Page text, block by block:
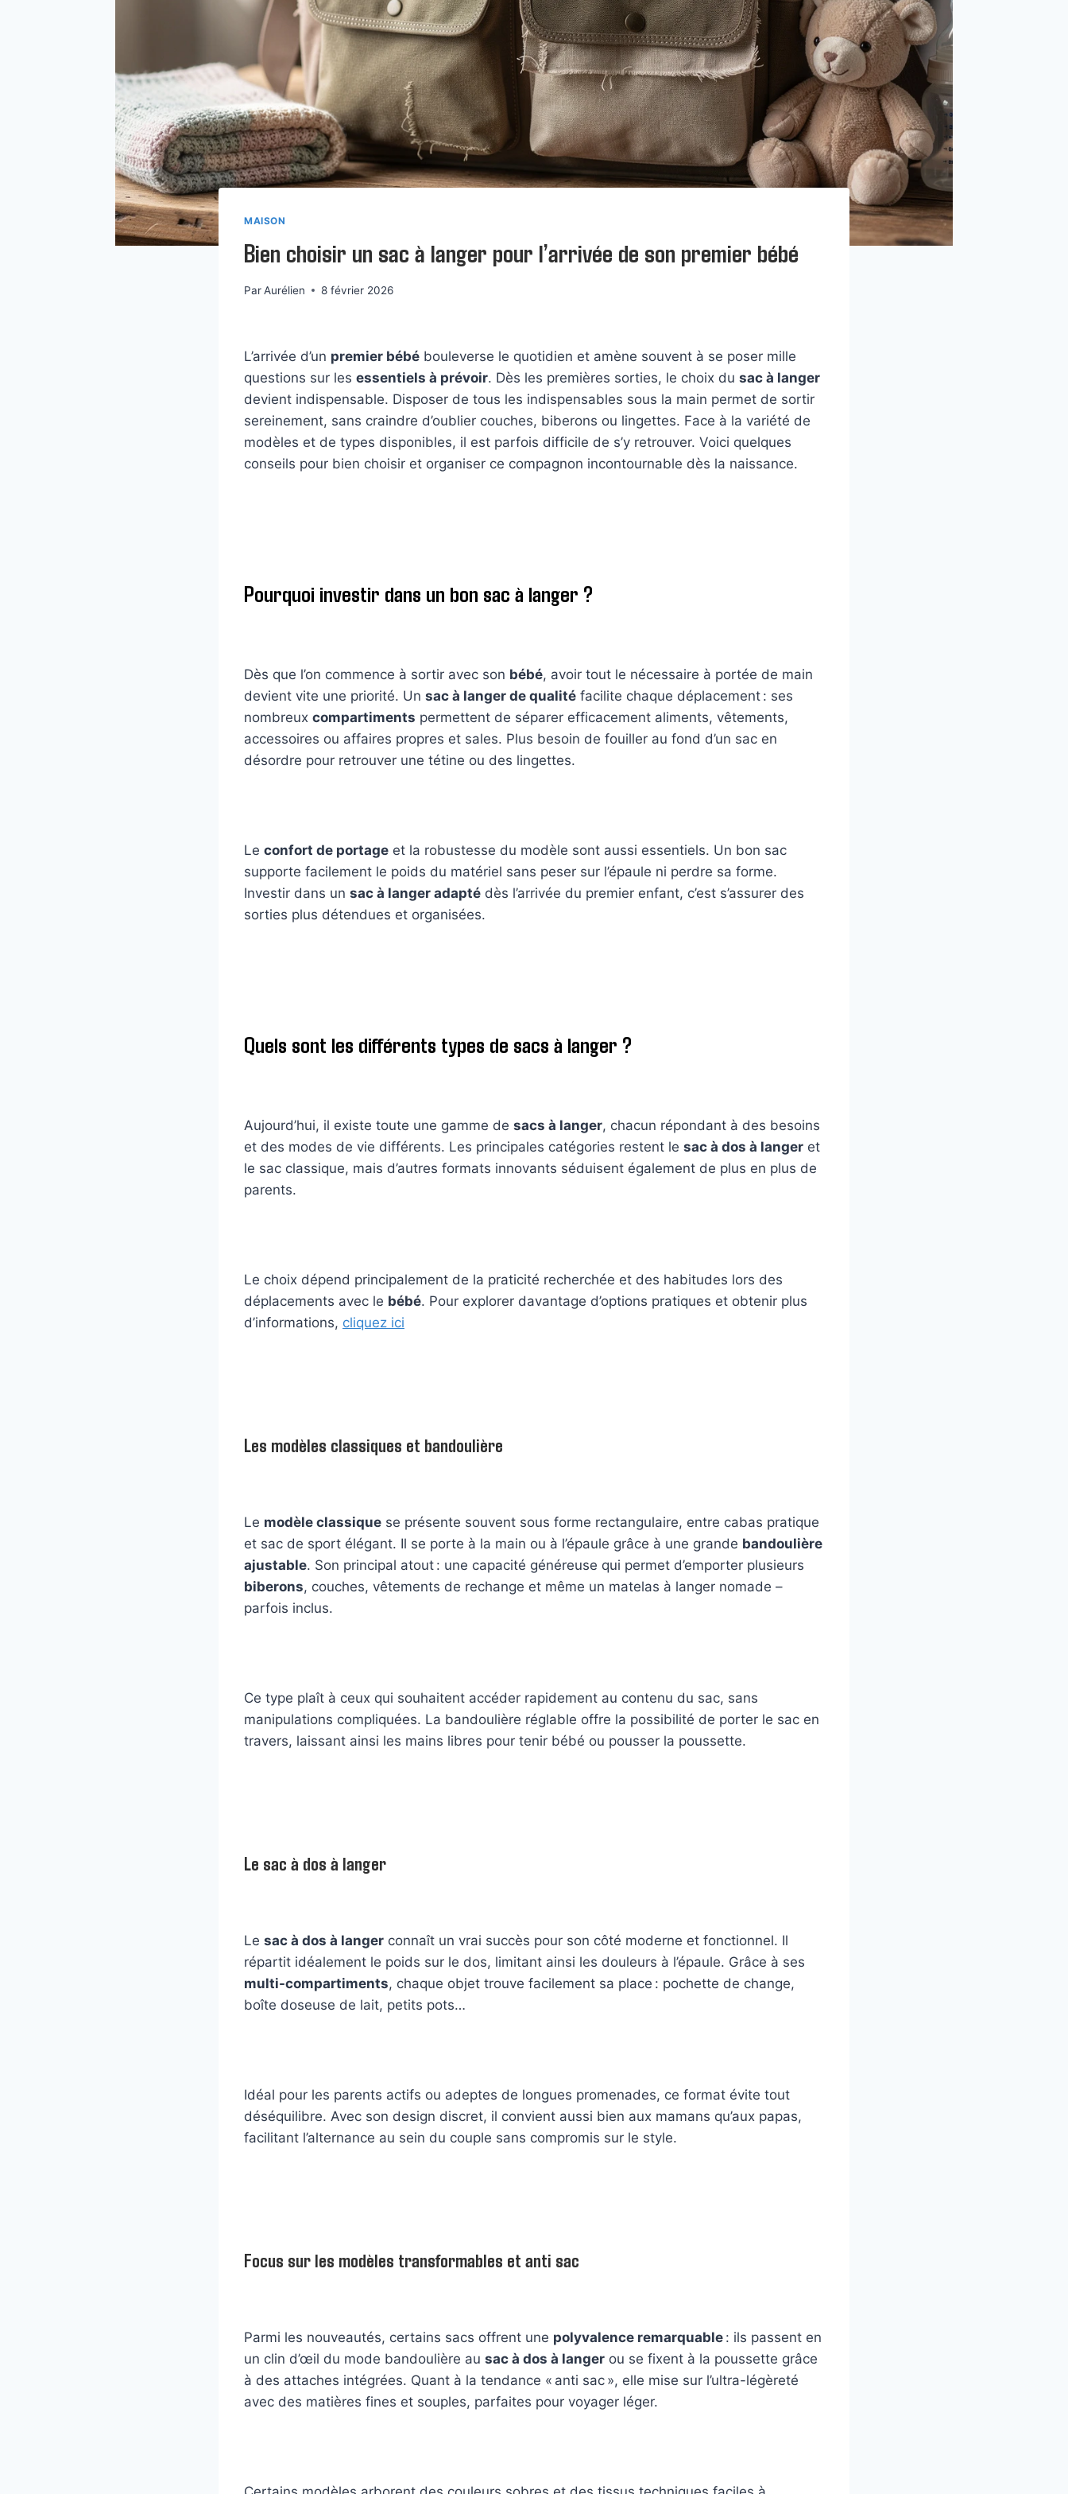
MAISON
Bien choisir un sac à langer pour l’arrivée de son premier bébé
ParAurélien 8 février 2026
L’arrivée d’un premier bébé bouleverse le quotidien et amène souvent à se poser mille
questions sur les essentiels à prévoir. Dès les premières sorties, le choix du sac à langer
devient indispensable. Disposer de tous les indispensables sous la main permet de sortir
sereinement, sans craindre d’oublier couches, biberons ou lingettes. Face à la variété de
modèles et de types disponibles, il est parfois difficile de s’y retrouver. Voici quelques
conseils pour bien choisir et organiser ce compagnon incontournable dès la naissance.
Pourquoi investir dans un bon sac à langer ?
Dès que l’on commence à sortir avec son bébé, avoir tout le nécessaire à portée de main
devient vite une priorité. Un sac à langer de qualité facilite chaque déplacement : ses
nombreux compartiments permettent de séparer efficacement aliments, vêtements,
accessoires ou affaires propres et sales. Plus besoin de fouiller au fond d’un sac en
désordre pour retrouver une tétine ou des lingettes.
Le confort de portage et la robustesse du modèle sont aussi essentiels. Un bon sac
supporte facilement le poids du matériel sans peser sur l’épaule ni perdre sa forme.
Investir dans un sac à langer adapté dès l’arrivée du premier enfant, c’est s’assurer des
sorties plus détendues et organisées.
Quels sont les différents types de sacs à langer ?
Aujourd’hui, il existe toute une gamme de sacs à langer, chacun répondant à des besoins
et des modes de vie différents. Les principales catégories restent le sac à dos à langer et
le sac classique, mais d’autres formats innovants séduisent également de plus en plus de
parents.
Le choix dépend principalement de la praticité recherchée et des habitudes lors des
déplacements avec le bébé. Pour explorer davantage d’options pratiques et obtenir plus
d’informations, cliquez ici
Les modèles classiques et bandoulière
Le modèle classique se présente souvent sous forme rectangulaire, entre cabas pratique
et sac de sport élégant. Il se porte à la main ou à l’épaule grâce à une grande bandoulière
ajustable. Son principal atout : une capacité généreuse qui permet d’emporter plusieurs
biberons, couches, vêtements de rechange et même un matelas à langer nomade –
parfois inclus.
Ce type plaît à ceux qui souhaitent accéder rapidement au contenu du sac, sans
manipulations compliquées. La bandoulière réglable offre la possibilité de porter le sac en
travers, laissant ainsi les mains libres pour tenir bébé ou pousser la poussette.
Le sac à dos à langer
Le sac à dos à langer connaît un vrai succès pour son côté moderne et fonctionnel. Il
répartit idéalement le poids sur le dos, limitant ainsi les douleurs à l’épaule. Grâce à ses
multi-compartiments, chaque objet trouve facilement sa place : pochette de change,
boîte doseuse de lait, petits pots…
Idéal pour les parents actifs ou adeptes de longues promenades, ce format évite tout
déséquilibre. Avec son design discret, il convient aussi bien aux mamans qu’aux papas,
facilitant l’alternance au sein du couple sans compromis sur le style.
Focus sur les modèles transformables et anti sac
Parmi les nouveautés, certains sacs offrent une polyvalence remarquable : ils passent en
un clin d’œil du mode bandoulière au sac à dos à langer ou se fixent à la poussette grâce
à des attaches intégrées. Quant à la tendance « anti sac », elle mise sur l’ultra-légèreté
avec des matières fines et souples, parfaites pour voyager léger.